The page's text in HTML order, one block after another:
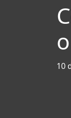
Página
10